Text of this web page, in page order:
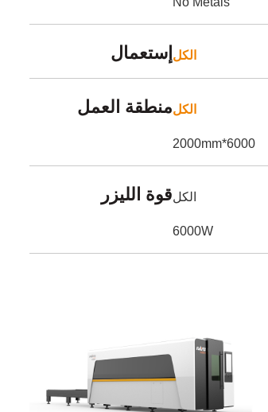
إستعمال الكل
منطقة العملالكل
6000*2000mm
قوة الليزرالكل
6000W